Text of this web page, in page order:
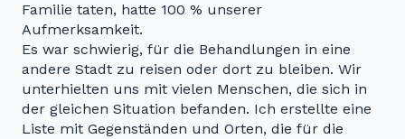
Familie taten, hatte 100 % unserer
Aufmerksamkeit.
Es war schwierig, für die Behandlungen in eine
andere Stadt zu reisen oder dort zu bleiben. Wir
unterhielten uns mit vielen Menschen, die sich in
der gleichen Situation befanden. Ich erstellte eine
Liste mit Gegenständen und Orten, die für die